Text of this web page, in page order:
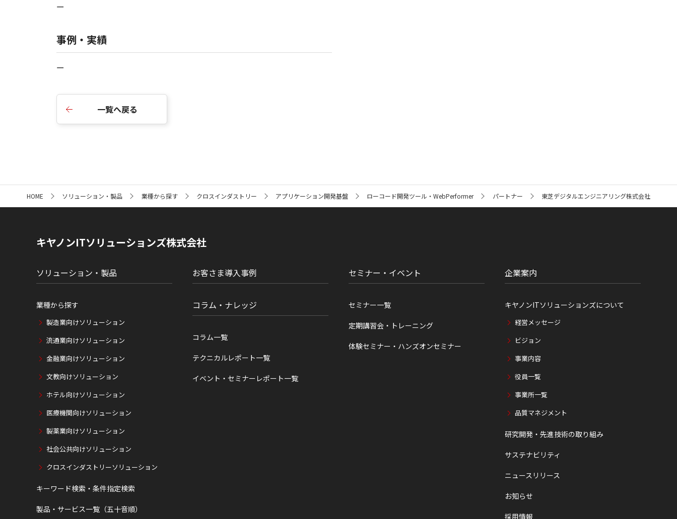
ー
事例・実績
ー
一覧へ戻る
ト
HOME ソリューション・製品 業種から探す クロスインダストリー アプリケーション開発基盤 ローコード開発ツール・WebPerformer パートナー 東芝デジタルエンジニアリング株式会社
キヤノンITソリューションズ株式会社
ソリューション・製品
業種から探す
製造業向けソリューション
流通業向けソリューション
金融業向けソリューション
文教向けソリューション
ホテル向けソリューション
医療機関向けソリューション
製薬業向けソリューション
社会公共向けソリューション
クロスインダストリーソリューション
キーワード検索・条件指定検索
製品・サービス一覧（五十音順）
お客さま導入事例
コラム・ナレッジ
コラム一覧
テクニカルレポート一覧
イベント・セミナーレポート一覧
セミナー・イベント
セミナー一覧
定期講習会・トレーニング
体験セミナー・ハンズオンセミナー
企業案内
キヤノンITソリューションズについて
経営メッセージ
ビジョン
事業内容
役員一覧
事業所一覧
品質マネジメント
研究開発・先進技術の取り組み
サステナビリティ
ニュースリリース
お知らせ
採用情報